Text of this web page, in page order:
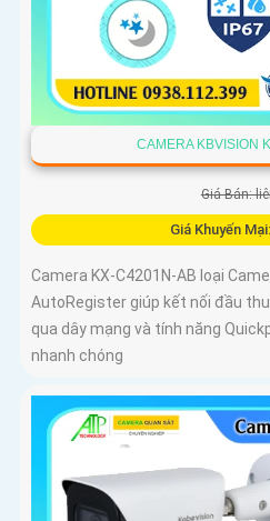
CAMERA KBVISION
Giá Bán:
Giá Khuyến
Camera KX-C4201N-AB loại
AutoRegister giúp kết nối đầu
qua dây mạng và tính năng
nhanh chóng